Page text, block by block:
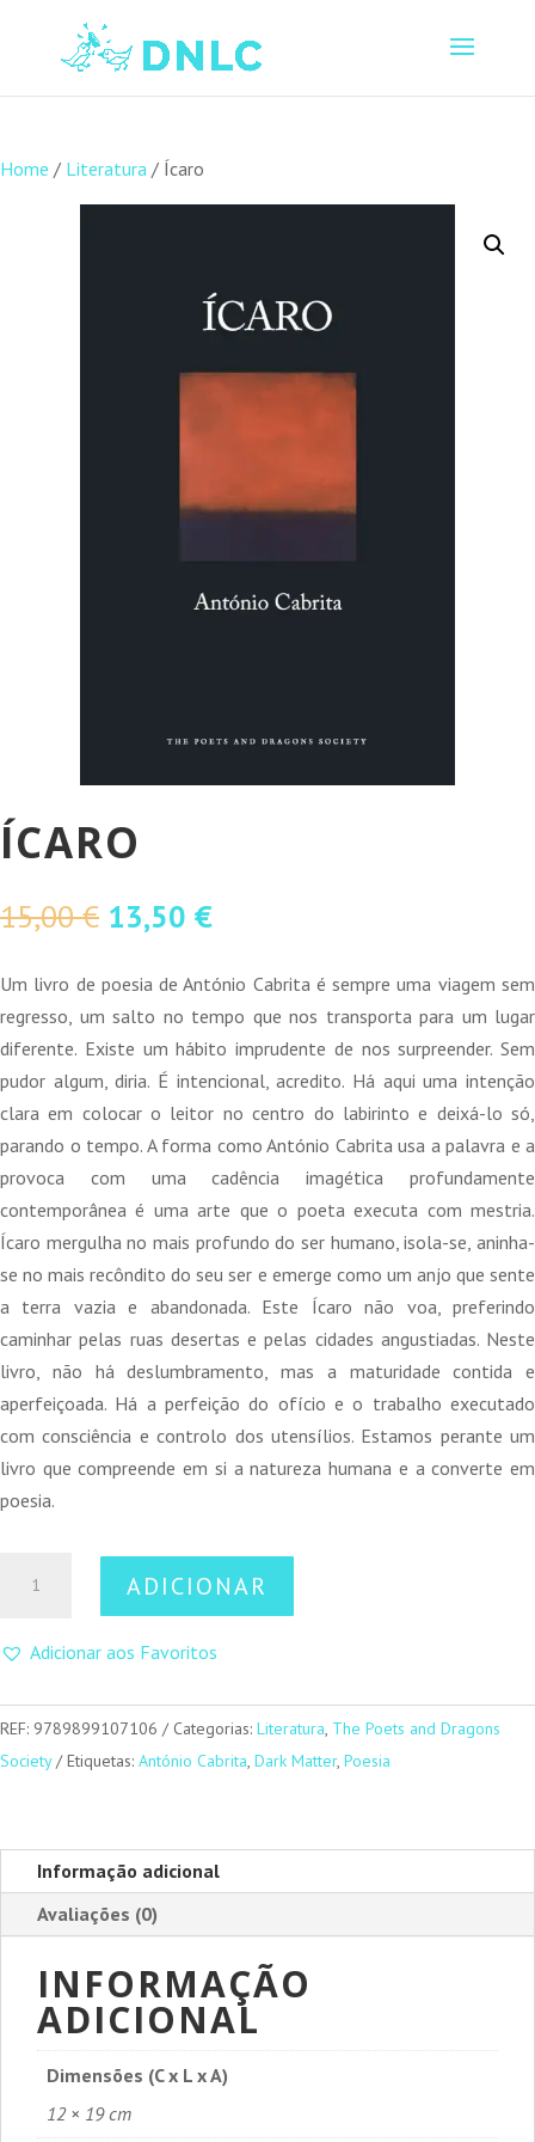
Home / Literatura / Ícaro
ÍCARO
15,00€ O
original
era:
15,00 €.
13,50 €O
atual
é:
13,50 €.
Um livro de poesia de António Cabrita é sempre uma viagem sem
regresso, um salto no tempo que nos transporta para um lugar
diferente. Existe um hábito imprudente de nos surpreender. Sem
pudor algum, diria. É intencional, acredito. Há aqui uma intenção
clara em colocar o leitor no centro do labirinto e deixá-lo só,
parando o tempo. A forma como António Cabrita usa a palavra e a
provoca com uma cadência imagética profundamente
contemporânea é uma arte que o poeta executa com mestria.
Ícaro mergulha no mais profundo do ser humano, isola-se, aninha-
se no mais recôndito do seu ser e emerge como um anjo que sente
a terra vazia e abandonada. Este Ícaro não voa, preferindo
caminhar pelas ruas desertas e pelas cidades angustiadas. Neste
livro, não há deslumbramento, mas a maturidade contida e
aperfeiçoada. Há a perfeição do ofício e o trabalho executado
com consciência e controlo dos utensílios. Estamos perante um
livro que compreende em si a natureza humana e a converte em
poesia.
ADICIONAR
Adicionar aos Favoritos
REF: 9789899107106 Categorias: Literatura, The Poets and Dragons
Society
Etiquetas: António Cabrita, Dark Matter, Poesia
Informação adicional
Avaliações (0)
INFORMAÇÃO
ADICIONAL
Dimensões (C x L x A)
12 × 19 cm